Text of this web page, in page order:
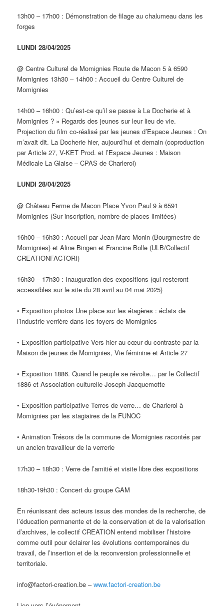
13h00 – 17h00 : Démonstration de filage au chalumeau dans les
forges
LUNDI 28/04/2025
@ Centre Culturel de Momignies Route de Macon 5 à 6590
Momignies 13h30 – 14h00 : Accueil du Centre Culturel de
Momignies
14h00 – 16h00 : Qu’est-ce qu’il se passe à La Docherie et à
Momignies ? » Regards des jeunes sur leur lieu de vie.
Projection du film co-réalisé par les jeunes d’Espace Jeunes : On
m’avait dit. La Docherie hier, aujourd’hui et demain (coproduction
par Article 27, V-KET Prod. et l’Espace Jeunes : Maison
Médicale La Glaise – CPAS de Charleroi)
LUNDI 28/04/2025
@ Château Ferme de Macon Place Yvon Paul 9 à 6591
Momignies (Sur inscription, nombre de places limitées)
16h00 – 16h30 : Accueil par Jean-Marc Monin (Bourgmestre de
Momignies) et Aline Bingen et Francine Bolle (ULB/Collectif
CREATIONFACTORI)
16h30 – 17h30 : Inauguration des expositions (qui resteront
accessibles sur le site du 28 avril au 04 mai 2025)
• Exposition photos Une place sur les étagères : éclats de
l’industrie verrière dans les foyers de Momignies
• Exposition participative Vers hier au cœur du contraste par la
Maison de jeunes de Momignies, Vie féminine et Article 27
• Exposition 1886. Quand le peuple se révolte… par le Collectif
1886 et Association culturelle Joseph Jacquemotte
• Exposition participative Terres de verre… de Charleroi à
Momignies par les stagiaires de la FUNOC
• Animation Trésors de la commune de Momignies racontés par
un ancien travailleur de la verrerie
17h30 – 18h30 : Verre de l’amitié et visite libre des expositions
18h30-19h30 : Concert du groupe GAM
En réunissant des acteurs issus des mondes de la recherche, de
l’éducation permanente et de la conservation et de la valorisation
d’archives, le collectif CREATION entend mobiliser l’histoire
comme outil pour éclairer les évolutions contemporaines du
travail, de l’insertion et de la reconversion professionnelle et
territoriale.
info@factori-creation.be –www.factori-creation.be